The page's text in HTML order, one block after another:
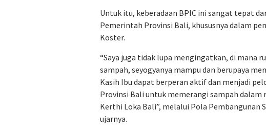
Untuk itu, keberadaan BPIC ini sangat tepat
Pemerintah Provinsi Bali, khususnya dalam
Koster.
“Saya juga tidak lupa mengingatkan, di mana
sampah, seyogyanya mampu dan berupaya
Kasih Ibu dapat berperan aktif dan menjadi
Provinsi Bali untuk memerangi sampah dalam
Kerthi Loka Bali”, melalui Pola Pembangunan
ujarnya.